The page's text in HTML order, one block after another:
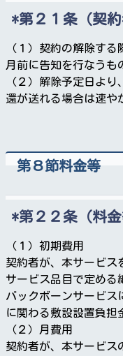
第２１条（契
（１）契約の解除す
月前に告知を行なうも
（２）解除予定日よ
還が送れる場合は速や
第８節料金等
第２２条（料金
（１）初期費用
契約者が、本サービス
サービス品目で定める
バックボーンサービス
に関わる敷設設置負担
（２）月費用
契約者が、本サービス